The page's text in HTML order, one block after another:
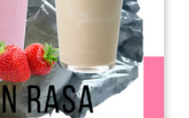
smm,media promosi
digital,jasa digital
marketing
terbaik,marketing
online offline,jasa
digital marketing